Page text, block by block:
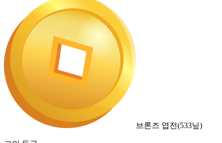
브론즈 엽전(533닢)